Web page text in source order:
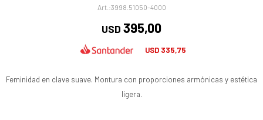
3998.51050-4000
USD 395,00
USD 335,75
Feminidad en clave suave. Montura con proporciones armónicas y estética
ligera.